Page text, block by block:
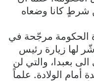
شرطٍ كانا وضعاه
الحكومة مرجّحة في
لها زيارة رئيس
بعبدا، والتي لن
أمام الولادة. علماً